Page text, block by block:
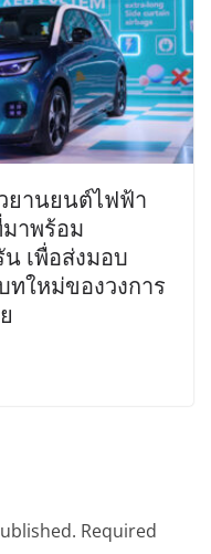
ยานยนต์ไฟฟ้า
มาพร้อม
เพื่อส่งมอบ
ใหม่ของวงการ
Required